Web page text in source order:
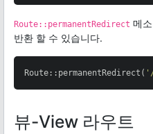
Route::permanentRedirect 메
반환 할 수 있습니다.
Route::permanentRedirect(
뷰-View 라우트